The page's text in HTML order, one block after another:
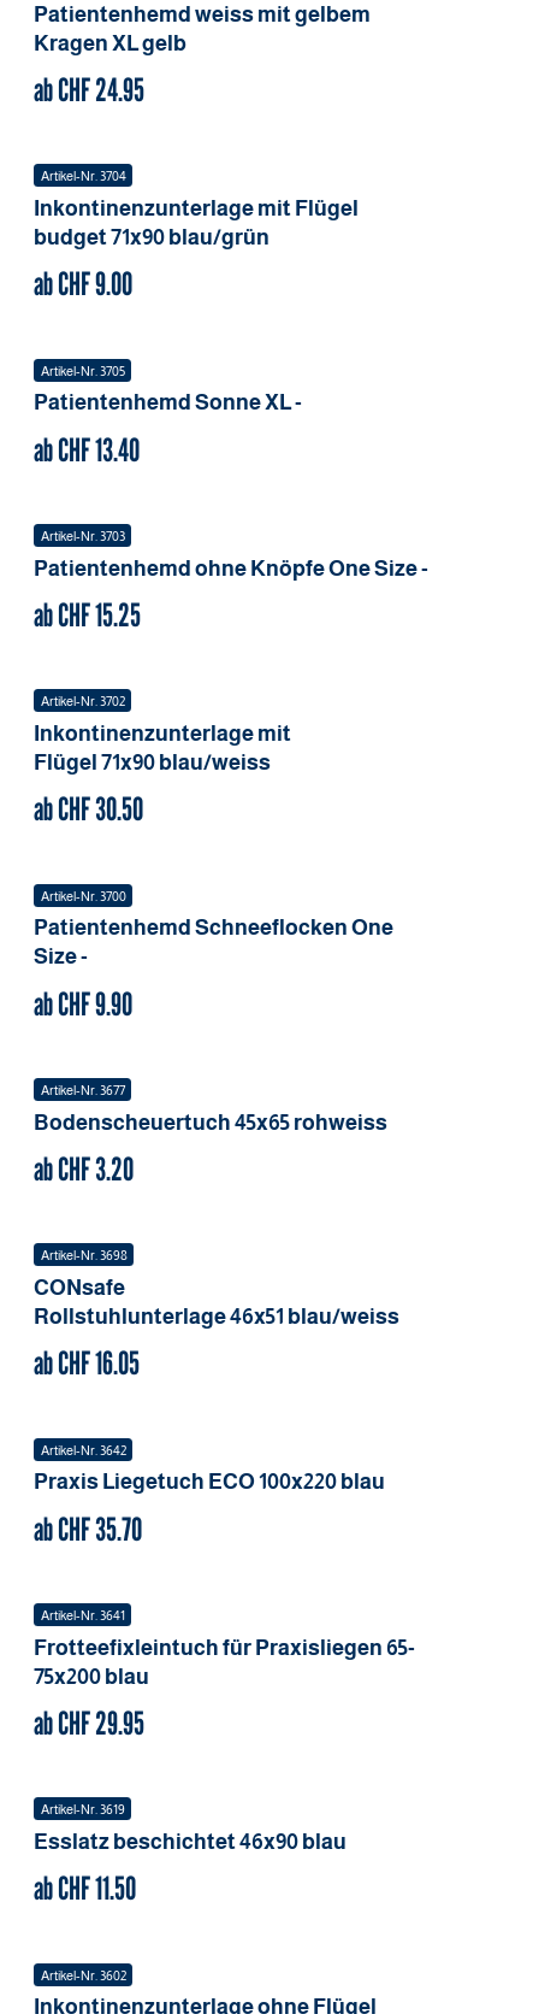
Patientenhemd weiss mit gelbem
Kragen XLgelb
ab CHF24.95
Artikel-Nr. 3704
Inkontinenzunterlage mit Flügel
budget71x90 blau/grün
ab CHF9.00
Artikel-Nr. 3705
Patientenhemd SonneXL-
ab CHF13.40
Artikel-Nr. 3703
Patientenhemd ohne KnöpfeOne Size-
ab CHF15.25
Artikel-Nr. 3702
Inkontinenzunterlage mit
Flügel 71x90 blau/weiss
ab CHF30.50
Artikel-Nr. 3700
Patientenhemd Schneeflocken One
Size-
ab CHF9.90
Artikel-Nr. 3677
Bodenscheuertuch 45x65 rohweiss
ab CHF3.20
Artikel-Nr. 3698
CONsafe
Rollstuhlunterlage46x51 blau/weiss
ab CHF16.05
Artikel-Nr. 3642
Praxis Liegetuch ECO100x220 blau
ab CHF35.70
Artikel-Nr. 3641
Frotteefixleintuch für Praxisliegen 65-
75x200 blau
ab CHF29.95
Artikel-Nr. 3619
Esslatz beschichtet46x90 blau
ab CHF11.50
Artikel-Nr. 3602
Inkontinenzunterlage ohne Flügel